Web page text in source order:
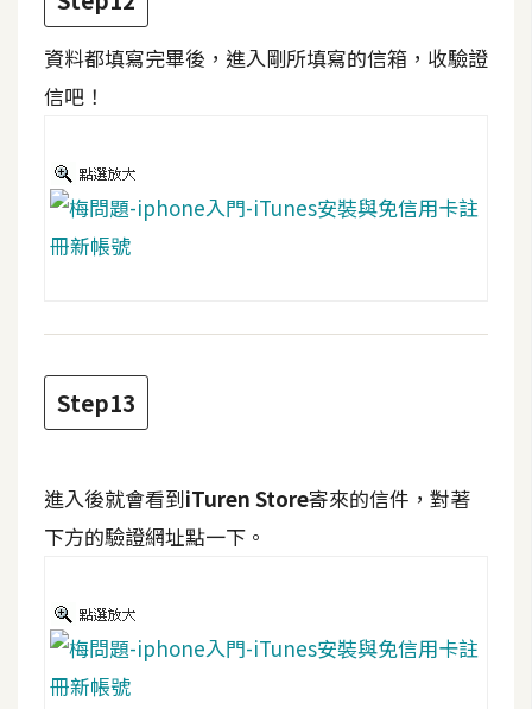
U
X
W
D
網
頁
P
H
P
o
k
e
資料都填寫完畢後，進入剛所填寫的信箱，收驗證
信吧！
Step13
進入後就會看到iTuren Store寄來的信件，對著
下方的驗證網址點一下。